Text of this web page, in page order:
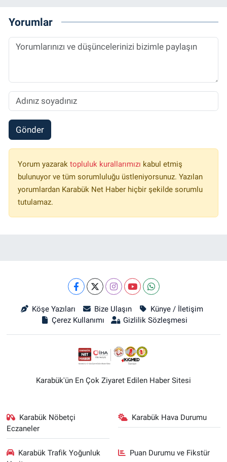
Yorumlar
Gönder
Yorum yazarak topluluk kurallarımızı kabul etmiş
bulunuyor ve tüm sorumluluğu üstleniyorsunuz. Yazılan
yorumlardan Karabük Net Haber hiçbir şekilde sorumlu
tutulamaz.
Köşe Yazıları Bize Ulaşın
Künye / İletişim
Çerez Kullanımı
Gizlilik Sözleşmesi
Karabük'ün En Çok Ziyaret Edilen Haber Sitesi
Karabük Nöbetçi
Eczaneler
Karabük Hava Durumu
Karabük Trafik Yoğunluk
Puan Durumu ve Fikstür